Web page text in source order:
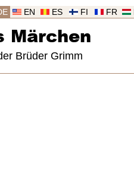
FR
FI
ES
EN
Märchen
Brüder Grimm